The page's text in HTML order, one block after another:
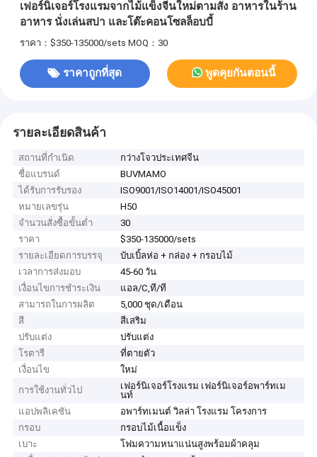
เฟอร์นิเจอร์โรงแรมจากไม้แข็งจีนใหม่ตามสั่ง อาหารในร้าน
อาหาร นั่งเล่นสปา และโต๊ะคอนโซลล็อบบี้
ราคา：$350-135000/sets MOQ：30
ราคาถูกที่สุด พูดคุยกันตอนนี้
รายละเอียดสินค้า
สถานที่กำเนิด
กว่างโจวประเทศจีน
ชื่อแบรนด์
BUVMAMO
ได้รับการรับรอง
ISO9001/ISO14001/ISO45001
หมายเลขรุ่น
H50
จำนวนสั่งซื้อขั้นต่ำ
30
ราคา
$350-135000/sets
รายละเอียดการบรรจุ
บับเบิ้ลห่อ + กล่อง + กรอบไม้
เวลาการส่งมอบ
45-60 วัน
เงื่อนไขการชำระเงิน
แอล/C,ที/ที
สามารถในการผลิต
5,000 ชุด/เดือน
สี
สีเสริม
ปรับแต่ง
ปรับแต่ง
โรตารี
ที่ตายตัว
เงื่อนไข
ใหม่
การใช้งานทั่วไป
เฟอร์นิเจอร์โรงแรม เฟอร์นิเจอร์อพาร์ทเม
นท์
แอปพลิเคชัน
อพาร์ทเมนต์ วิลล่า โรงแรม โครงการ
กรอบ
กรอบไม้เนื้อแข็ง
เบาะ
โฟมความหนาแน่นสูงพร้อมผ้าคลุม